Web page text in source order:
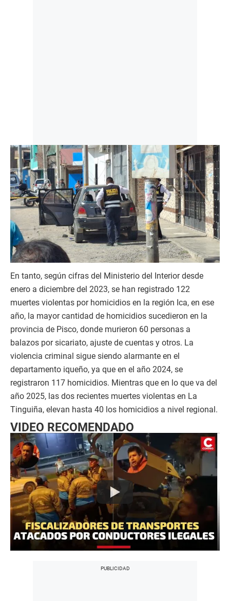
En tanto, según cifras del Ministerio del Interior desde
enero a diciembre del 2023, se han registrado 122
muertes violentas por homicidios en la región Ica, en ese
año, la mayor cantidad de homicidios sucedieron en la
provincia de Pisco, donde murieron 60 personas a
balazos por sicariato, ajuste de cuentas y otros. La
violencia criminal sigue siendo alarmante en el
departamento iqueño, ya que en el año 2024, se
registraron 117 homicidios. Mientras que en lo que va del
año 2025, las dos recientes muertes violentas en La
Tinguiña, elevan hasta 40 los homicidios a nivel regional.
VIDEO RECOMENDADO